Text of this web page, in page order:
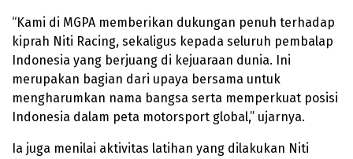
“Kami di MGPA memberikan dukungan penuh terhadap
kiprah Niti Racing, sekaligus kepada seluruh pembalap
Indonesia yang berjuang di kejuaraan dunia. Ini
merupakan bagian dari upaya bersama untuk
mengharumkan nama bangsa serta memperkuat posisi
Indonesia dalam peta motorsport global,” ujarnya.
Ia juga menilai aktivitas latihan yang dilakukan Niti